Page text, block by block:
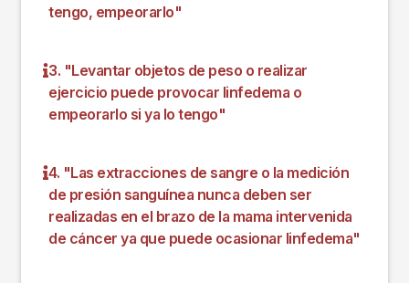
tengo, empeorarlo"
3. "Levantar objetos de peso o realizar
ejercicio puede provocar linfedema o
empeorarlo si ya lo tengo"
4. "Las extracciones de sangre o la medición
de presión sanguínea nunca deben ser
realizadas en el brazo de la mama intervenida
de cáncer ya que puede ocasionar linfedema"